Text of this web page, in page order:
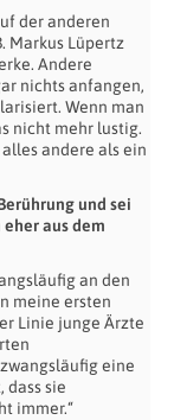
der anderen
Markus Lüpertz
Andere
nichts anfangen,
Wenn man
nicht mehr lustig.
andere als ein
und sei
aus dem
an den
meine ersten
Linie junge Ärzte
eine
dass sie
immer.“